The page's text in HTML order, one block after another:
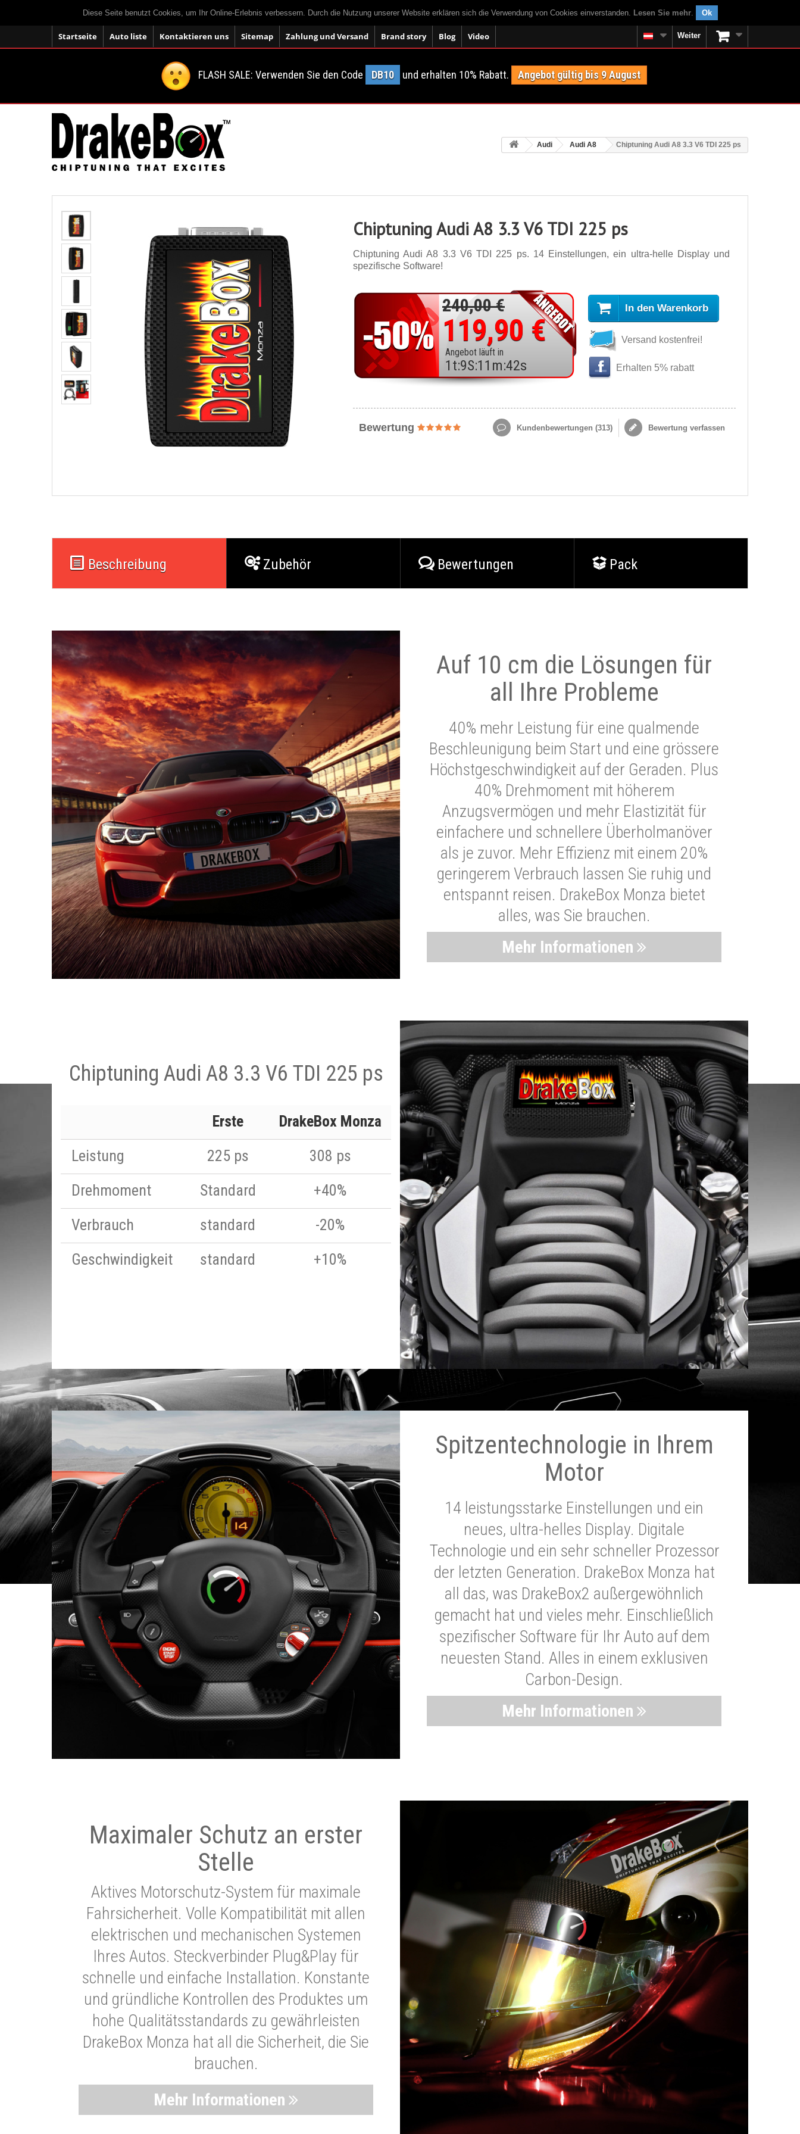
Diese Seite benutzt Cookies, um Ihr Online-Erlebnis verbessern. Durch die Nutzung unserer Website erklären sich die Verwendung von Cookies einverstanden. Lesen Sie mehr. Ok
Startseite Auto liste Kontaktieren uns Sitemap Zahlung und Versand Brand story Blog Video Weiter
FLASH SALE: Verwenden Sie den Code DB10 und erhalten 10% Rabatt. Angebot gültig bis 9 August
Audi Audi A8 Chiptuning Audi A8 3.3 V6 TDI 225 ps
Chiptuning Audi A8 3.3 V6 TDI 225 ps
Chiptuning Audi A8 3.3 V6 TDI 225 ps. 14 Einstellungen, ein ultra-helle Display und
spezifische Software!
240,00 €
119,90 €
Angebot läuft in
1 t:9S:11 m:40s
In den Warenkorb
Versand kostenfrei!
Erhalten 5% rabatt
Bewertung Kundenbewertungen (313) Bewertung verfassen
Beschreibung Zubehör Bewertungen Pack
Auf 10 cm die Lösungen für
all Ihre Probleme
40% mehr Leistung für eine qualmende
Beschleunigung beim Start und eine grössere
Höchstgeschwindigkeit auf der Geraden. Plus
40% Drehmoment mit höherem
Anzugsvermögen und mehr Elastizität für
einfachere und schnellere Überholmanöver
als je zuvor. Mehr Effizienz mit einem 20%
geringerem Verbrauch lassen Sie ruhig und
entspannt reisen. DrakeBox Monza bietet
alles, was Sie brauchen.
Mehr Informationen
Chiptuning Audi A8 3.3 V6 TDI 225 ps
Erste
DrakeBox Monza
Leistung
225 ps
308 ps
Drehmoment
Standard
+40%
Verbrauch
standard
-20%
Geschwindigkeit
standard +10%
Spitzentechnologie in Ihrem
Motor
14 leistungsstarke Einstellungen und ein
neues, ultra-helles Display. Digitale
Technologie und ein sehr schneller Prozessor
der letzten Generation. DrakeBox Monza hat
all das, was DrakeBox2 außergewöhnlich
gemacht hat und vieles mehr. Einschließlich
spezifischer Software für Ihr Auto auf dem
neuesten Stand. Alles in einem exklusiven
Carbon-Design.
Mehr Informationen
Maximaler Schutz an erster
Stelle
Aktives Motorschutz-System für maximale
Fahrsicherheit. Volle Kompatibilität mit allen
elektrischen und mechanischen Systemen
Ihres Autos. Steckverbinder Plug&Play für
schnelle und einfache Installation. Konstante
und gründliche Kontrollen des Produktes um
hohe Qualitätsstandards zu gewährleisten
DrakeBox Monza hat all die Sicherheit, die Sie
brauchen.
Mehr Informationen